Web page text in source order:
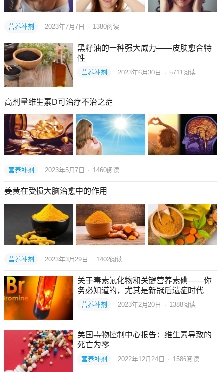
营养补剂 2023年7月7日 · 1380阅读
黑籽油的一种强大威力——皮肤愈合特
性
营养补剂 2023年6月30日 · 5711 阅读
高剂量维生素D可治疗不治之症
营养补剂 2023年5月7日 · 1460阅读
姜黄在受损大脑治愈中的作用
营养补剂 2023年3月29日 · 1402阅读
关于毒素氟化物和关键营养素碘——你
务必知道的，尤其是新冠后遗症时代
营养补剂 2023年2月20日 · 1388阅读
美国毒物控制中心报告：维生素导致的
死亡为零
营养补剂 2022年12月24日 · 1586阅读